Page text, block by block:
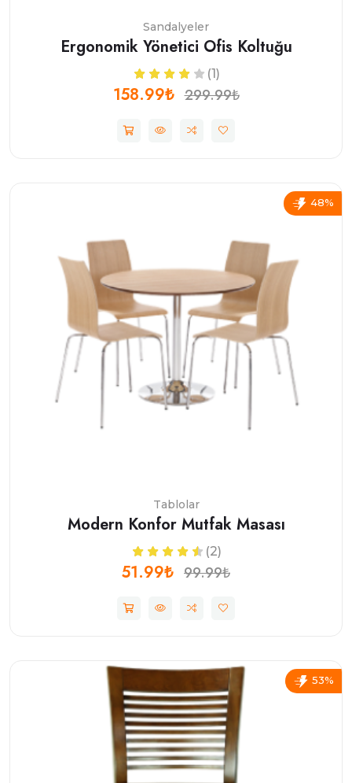
Sandalyeler
Ergonomik Yönetici Ofis Koltuğu
(1)
158.99₺ 299.99₺
Tablolar
Modern Konfor Mutfak Masası
(2)
51.99₺ 99.99₺
48%
53%